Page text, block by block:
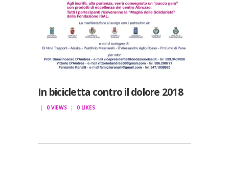
In bicicletta contro il dolore 2018
0 VIEWS 0 LIKES